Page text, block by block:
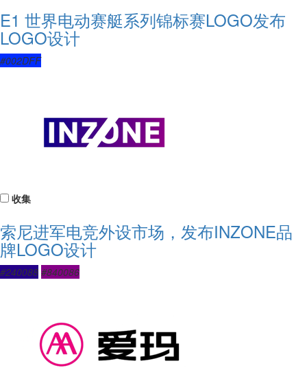
E1 世界电动赛艇系列锦标赛LOGO发布
LOGO设计
#002DFF
收集
索尼进军电竞外设市场，发布INZONE品
牌LOGO设计
#240088 #840086